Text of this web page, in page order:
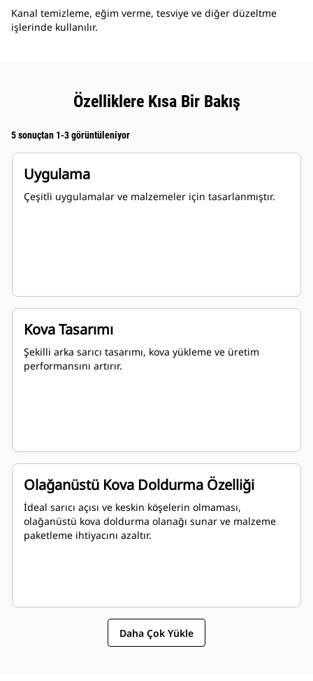
Kanal temizleme, eğim verme, tesviye ve diğer düzeltme
işlerinde kullanılır.
Özelliklere Kısa Bir Bakış
5 sonuçtan 1-3 görüntüleniyor
Uygulama
Çeşitli uygulamalar ve malzemeler için tasarlanmıştır.
Kova Tasarımı
Şekilli arka sarıcı tasarımı, kova yükleme ve üretim
performansını artırır.
Olağanüstü Kova Doldurma Özelliği
İdeal sarıcı açısı ve keskin köşelerin olmaması,
olağanüstü kova doldurma olanağı sunar ve malzeme
paketleme ihtiyacını azaltır.
Daha Çok Yükle